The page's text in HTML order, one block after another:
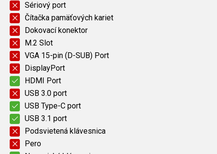
Sériový port
Čítačka pamäťových kariet
Dokovací konektor
M.2 Slot
VGA 15-pin (D-SUB) Port
DisplayPort
HDMI Port
USB 3.0 port
USB Type-C port
USB 3.1 port
Podsvietená klávesnica
Pero